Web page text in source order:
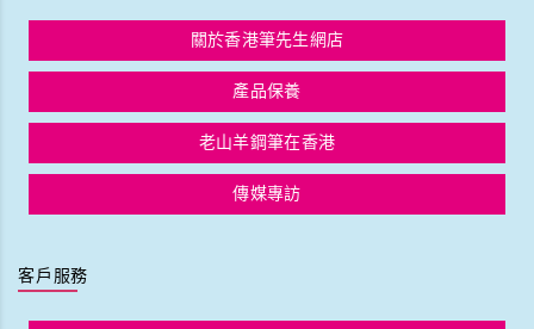
關於香港筆先生網店
產品保養
老山羊鋼筆在香港
傳媒專訪
客戶服務